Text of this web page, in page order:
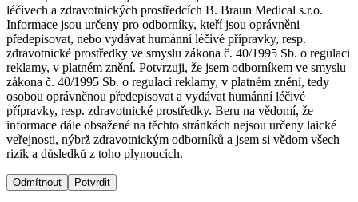
Řešení
Terapie
Dialyzační střediska​
B. Braun Avitum poskytuje kvalitní dialyzační péči ve všech
svých střediscích v České republice. Více informací se
dozvíte na stránkách jednotlivých středisek.
Nabídky pracovních míst
Objevte své kariérní příležitosti ​v B. Braun. Vyhledejte náš trh
práce​ pro zajímavé pozice.​
Odpovědnost
Média
Kontakt
léčivech a zdravotnických prostředcích B. Braun Medical s.r.o.
Informace jsou určeny pro odborníky, kteří jsou oprávněni
předepisovat, nebo vydávat humánní léčivé přípravky, resp.
zdravotnické prostředky ve smyslu zákona č. 40/1995 Sb. o regulaci
reklamy, v platném znění. Potvrzuji, že jsem odborníkem ve smyslu
zákona č. 40/1995 Sb. o regulaci reklamy, v platném znění, tedy
osobou oprávněnou předepisovat a vydávat humánní léčivé
přípravky, resp. zdravotnické prostředky. Beru na vědomí, že
informace dále obsažené na těchto stránkách nejsou určeny laické
veřejnosti, nýbrž zdravotnickým odborníků a jsem si vědom všech
rizik a důsledků z toho plynoucích.
Odmítnout Potvrdit